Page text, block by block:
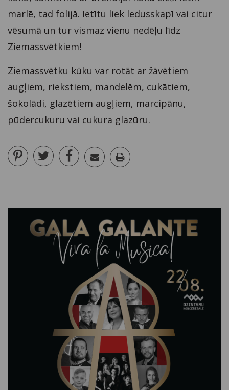
marlē, tad folijā. Ietītu liek ledusskapī vai citur
vēsumā un tur vismaz vienu nedēļu līdz
Ziemassvētkiem!
Ziemassvētku kūku var rotāt ar žāvētiem
augļiem, riekstiem, mandelēm, cukātiem,
šokolādi, glazētiem augļiem, marcipānu,
pūdercukuru vai cukura glazūru.